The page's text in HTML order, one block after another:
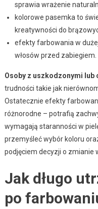
sprawia wrażenie
kolorowe pasemka to
kreatywności do
efekty farbowania w
włosów przed zabiegiem.
Osoby z uszkodzonymi lub
trudności takie jak
Ostatecznie efekty
różnorodne – potrafią
wymagają staranności w
przemyśleć wybór koloru
podjęciem decyzji o zmianie
Jak długo
po